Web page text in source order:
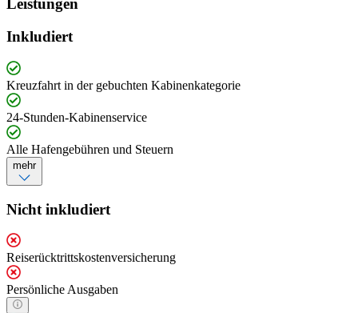
Leistungen
Inkludiert
Kreuzfahrt in der gebuchten Kabinenkategorie
24-Stunden-Kabinenservice
Alle Hafengebühren und Steuern
mehr
Nicht inkludiert
Reiserücktrittskostenversicherung
Persönliche Ausgaben